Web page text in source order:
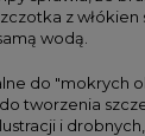
z
wodą.
do "mokrych
tworzenia
i